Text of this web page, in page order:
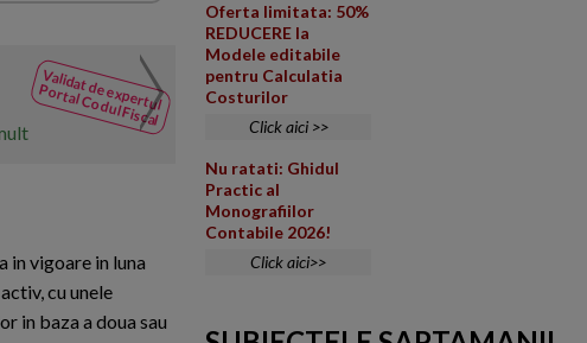
Validat de expertul
Portal Codul Fiscal
NOUTATI
din Codul
Fiscal
in vigoare in luna
cu unele
in baza a doua sau
Oferta limitata: 50%
REDUCERE la
Modele editabile
pentru Calculatia
Costurilor
Click aici >>
Nu ratati: Ghidul
Practic al
Monografiilor
Contabile 2026!
Click aici>>